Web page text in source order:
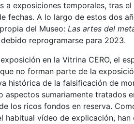
exposiciones temporales, tras
fechas. A lo largo de estos dos
del Museo: Las artes del
reprogramarse para 2023.
en la Vitrina CERO, el
no forman parte de la
histórica de la falsificación de
sumariamente tratados
los ricos fondos en reserva.
vídeo de explicación,